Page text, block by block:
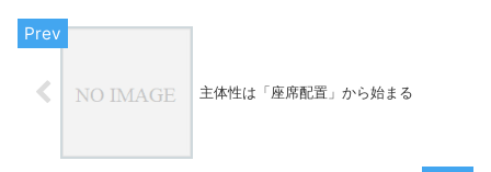
主体性は「座席配置」から始まる